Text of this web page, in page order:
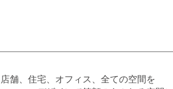
店舗、住宅、オフィス、全ての空間を